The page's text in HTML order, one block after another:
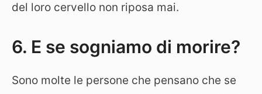
del loro cervello non riposa mai.
6. E se sogniamo di morire?
Sono molte le persone che pensano che se